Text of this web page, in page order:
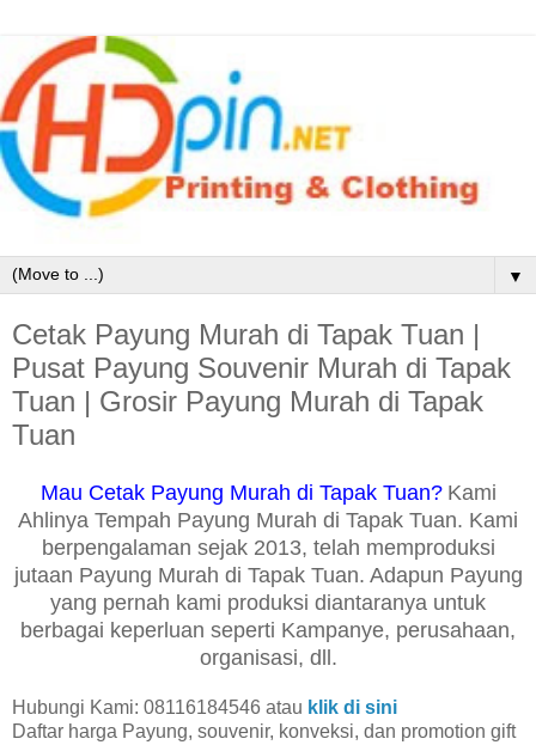
▼
Cetak Payung Murah di Tapak Tuan |
Pusat Payung Souvenir Murah di Tapak
Tuan | Grosir Payung Murah di Tapak
Tuan
Mau Cetak Payung Murah di Tapak Tuan? Kami
Ahlinya Tempah Payung Murah di Tapak Tuan. Kami
berpengalaman sejak 2013, telah memproduksi
jutaan Payung Murah di Tapak Tuan. Adapun Payung
yang pernah kami produksi diantaranya untuk
berbagai keperluan seperti Kampanye, perusahaan,
organisasi, dll.
Hubungi Kami: 08116184546 atau klik di sini
Daftar harga Payung, souvenir, konveksi, dan promotion gift